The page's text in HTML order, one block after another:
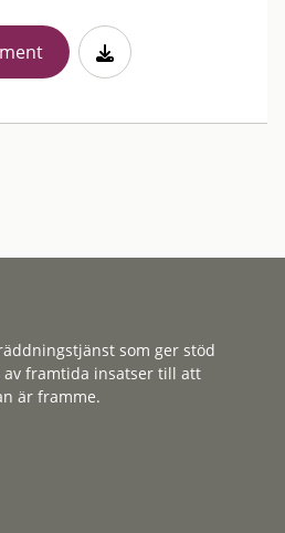
som ger stöd
framtida insatser till att
är framme.